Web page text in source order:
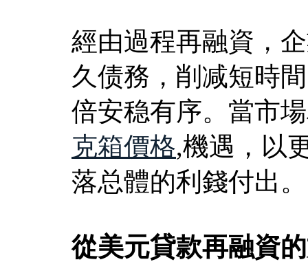
經由過程再融資，
久债務，削减短時
倍安稳有序。當市
克箱價格,機遇，以
落总體的利錢付出。
從美元貸款再融資